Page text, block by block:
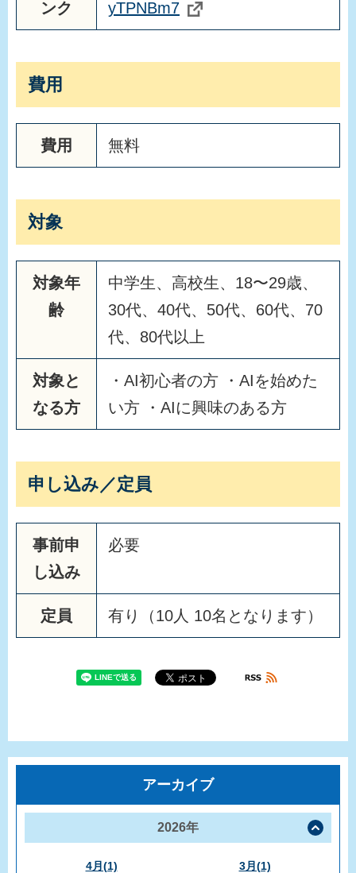
ンク yTPNBm7
費用
費用 無料
対象
対象年
齢
中学生、高校生、18〜29歳、
30代、40代、50代、60代、70
代、80代以上
対象と
なる方
・AI初心者の方 ・AIを始めた
い方 ・AIに興味のある方
申し込み／定員
事前申
し込み
必要
定員 有り（10人 10名となります）
アーカイブ
2026年
4月(1) 3月(1)